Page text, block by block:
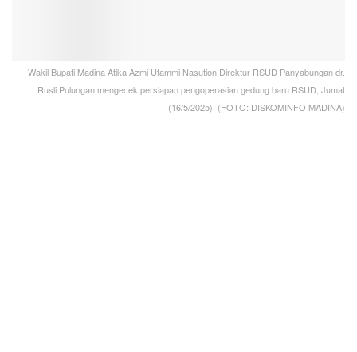
Wakil Bupati Madina Atika Azmi Utammi Nasution Direktur RSUD Panyabungan dr.
Rusli Pulungan mengecek persiapan pengoperasian gedung baru RSUD, Jumat
(16/5/2025). (FOTO: DISKOMINFO MADINA)